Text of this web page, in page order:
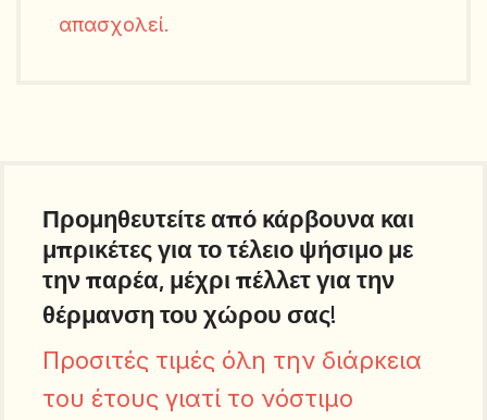
απασχολεί.
Προμηθευτείτε από κάρβουνα και
μπρικέτες για το τέλειο ψήσιμο με
την παρέα, μέχρι πέλλετ για την
θέρμανση του χώρου σας!
Προσιτές τιμές όλη την διάρκεια
του έτους γιατί το νόστιμο